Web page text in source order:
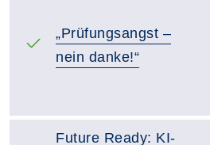
„Prüfungsangst –
nein danke!“
Future Ready: KI-